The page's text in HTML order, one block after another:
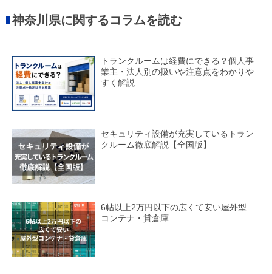
神奈川県に関するコラムを読む
トランクルームは経費にできる？個人事
業主・法人別の扱いや注意点をわかりや
すく解説
セキュリティ設備が充実しているトラン
クルーム徹底解説【全国版】
6帖以上2万円以下の広くて安い屋外型
コンテナ・貸倉庫